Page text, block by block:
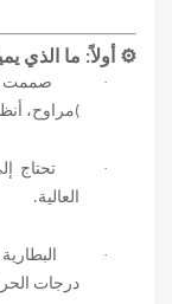
⚙️ أولاً: ما الذي
· صممت
(مراوح،
·
تحتاج
العالية.
·
درجات